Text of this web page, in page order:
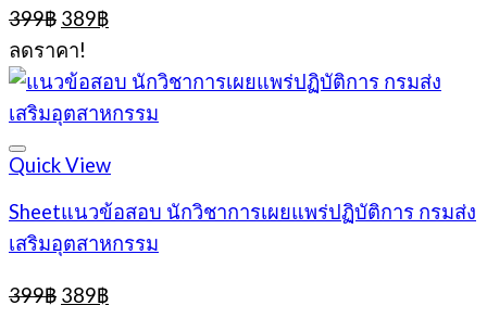
399฿ Original
price
was:
399฿.
389฿Current
389฿.
ลดราคา!
Quick View
Sheetแนวข้อสอบ นักวิชาการเผยแพร่ปฏิบัติการ กรมส่ง
เสริมอุตสาหกรรม
399฿ Original
389฿Current